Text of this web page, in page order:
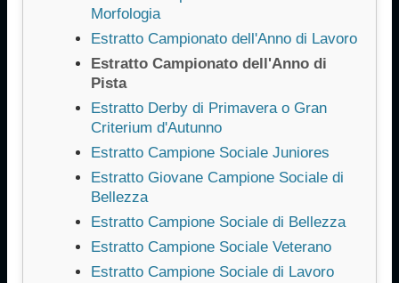
Morfologia
Estratto Campionato dell'Anno di Lavoro
Estratto Campionato dell'Anno di
Pista
Estratto Derby di Primavera o Gran
Criterium d'Autunno
Estratto Campione Sociale Juniores
Estratto Giovane Campione Sociale di
Bellezza
Estratto Campione Sociale di Bellezza
Estratto Campione Sociale Veterano
Estratto Campione Sociale di Lavoro